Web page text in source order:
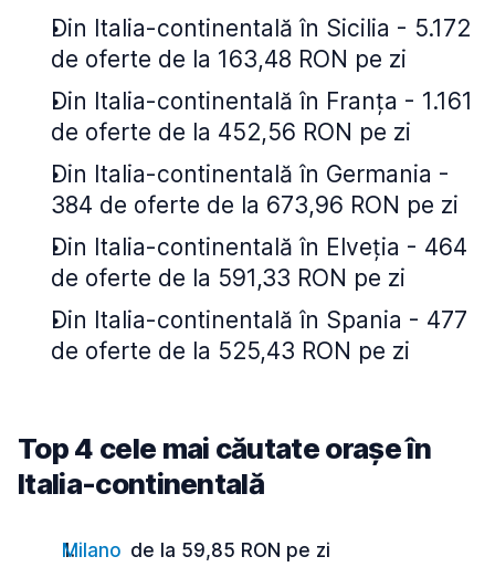
Din Italia-continentală în Sicilia - 5.172
de oferte de la 163,48 RON pe zi
Din Italia-continentală în Franța - 1.161
de oferte de la 452,56 RON pe zi
Din Italia-continentală în Germania -
384 de oferte de la 673,96 RON pe zi
Din Italia-continentală în Elveţia - 464
de oferte de la 591,33 RON pe zi
Din Italia-continentală în Spania - 477
de oferte de la 525,43 RON pe zi
Top 4 cele mai căutate orașe în
Italia-continentală
Milano de la 59,85 RON pe zi